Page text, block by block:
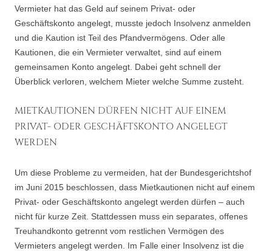
Vermieter hat das Geld auf seinem Privat- oder
Geschäftskonto angelegt, musste jedoch Insolvenz anmelden
und die Kaution ist Teil des Pfandvermögens. Oder alle
Kautionen, die ein Vermieter verwaltet, sind auf einem
gemeinsamen Konto angelegt. Dabei geht schnell der
Überblick verloren, welchem Mieter welche Summe zusteht.
MIETKAUTIONEN DÜRFEN NICHT AUF EINEM
PRIVAT- ODER GESCHÄFTSKONTO ANGELEGT
WERDEN
Um diese Probleme zu vermeiden, hat der Bundesgerichtshof
im Juni 2015 beschlossen, dass Mietkautionen nicht auf einem
Privat- oder Geschäftskonto angelegt werden dürfen – auch
nicht für kurze Zeit. Stattdessen muss ein separates, offenes
Treuhandkonto getrennt vom restlichen Vermögen des
Vermieters angelegt werden. Im Falle einer Insolvenz ist die